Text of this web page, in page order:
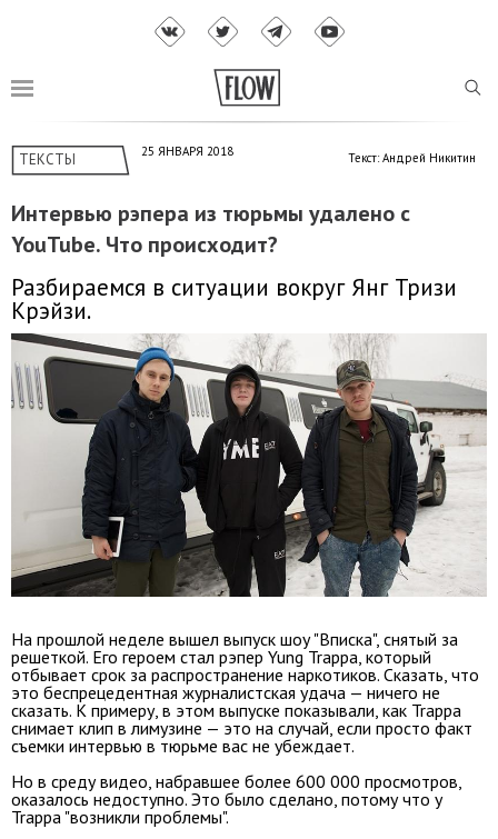
ТЕКСТЫ 25 ЯНВАРЯ 2018 Текст: Андрей Никитин
Интервью рэпера из тюрьмы удалено с
YouTube. Что происходит?
Разбираемся в ситуации вокруг Янг Тризи
Крэйзи.
На прошлой неделе вышел выпуск шоу "Вписка", снятый за
решеткой. Его героем стал рэпер Yung Trappa, который
отбывает срок за распространение наркотиков. Сказать, что
это беспрецедентная журналистская удача — ничего не
сказать. К примеру, в этом выпуске показывали, как Trappa
снимает клип в лимузине — это на случай, если просто факт
съемки интервью в тюрьме вас не убеждает.
Но в среду видео, набравшее более 600 000 просмотров,
оказалось недоступно. Это было сделано, потому что у
Trappa "возникли проблемы".